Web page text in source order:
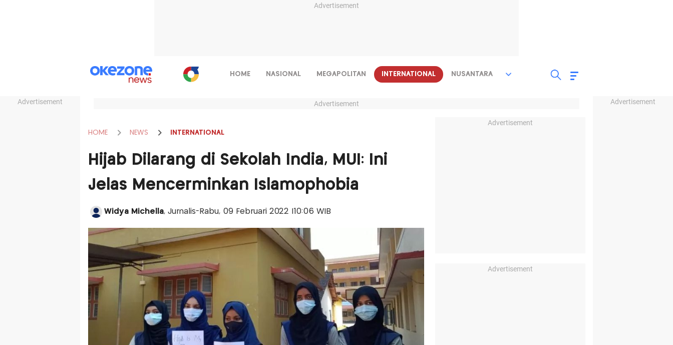
Advertisement
Advertisement Advertisement
HOME NASIONAL MEGAPOLITAN INTERNATIONAL NUSANTARA
Advertisement
HOME NEWS INTERNATIONAL
Hijab Dilarang di Sekolah India, MUI: Ini
Jelas Mencerminkan Islamophobia
Widya Michella, Jurnalis-Rabu, 09 Februari 2022 |10:06 WIB
Advertisement
Advertisement